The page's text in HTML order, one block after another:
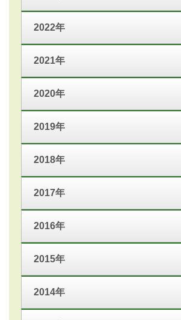
2022年
2021年
2020年
2019年
2018年
2017年
2016年
2015年
2014年